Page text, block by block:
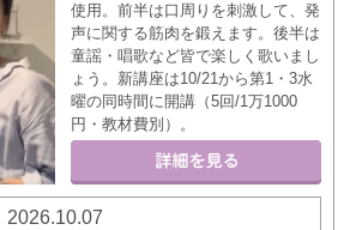
使用。前半は口周りを刺激して、発
声に関する筋肉を鍛えます。後半は
童謡・唱歌など皆で楽しく歌いまし
ょう。新講座は10/21から第1・3水
曜の同時間に開講（5回/1万1000
円・教材費別）。
2026.10.07